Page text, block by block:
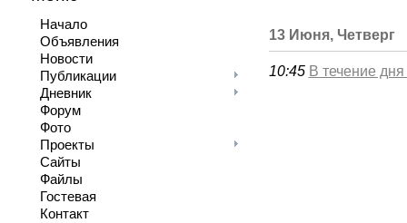
Начало
Объявления
Новости
Публикации
Дневник
Форум
Фото
Проекты
Сайты
Файлы
Гостевая
Контакт
13 Июня, Четверг
10:45 В течение